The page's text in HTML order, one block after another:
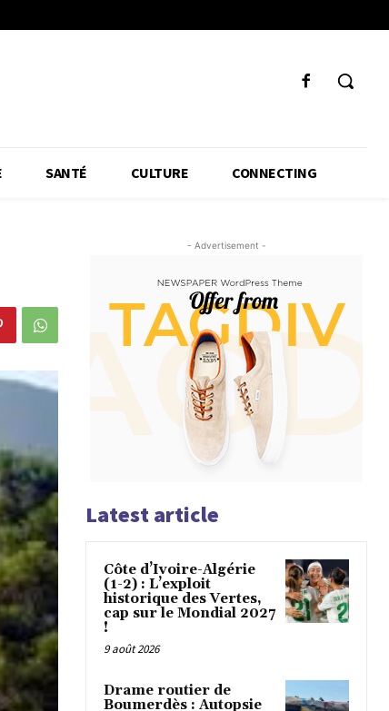
SANTÉ CULTURE CONNECTING
- Advertisement -
Latest article
Côte d’Ivoire-Algérie
(1-2) : L’exploit
historique des Vertes,
cap sur le Mondial 2027
!
9 août 2026
Drame routier de
Boumerdès : Autopsie